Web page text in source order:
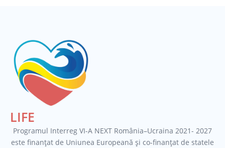
LIFE
Programul Interreg VI-A NEXT România–Ucraina 2021- 2027
este finanțat de Uniunea Europeană şi co-finanţat de statele